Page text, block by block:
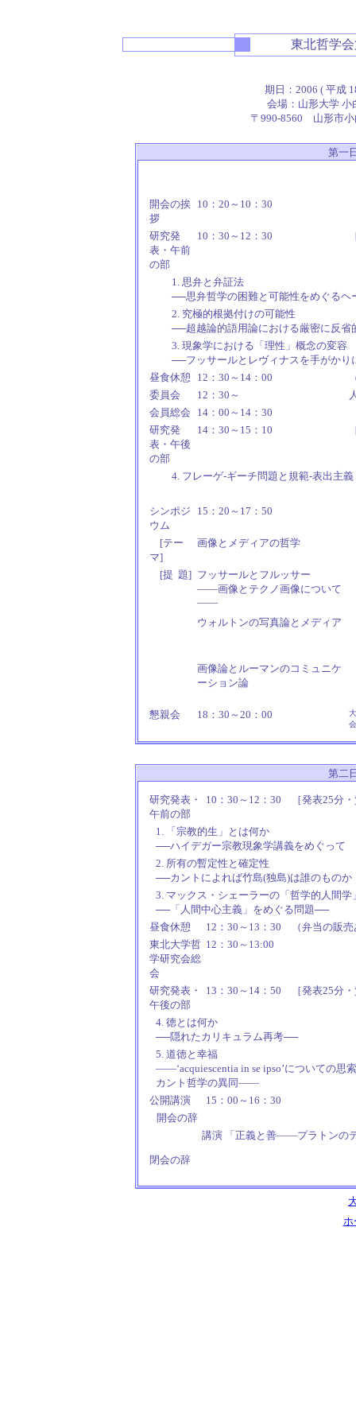
東北哲学
期日：2006 ( 平成
会場：山形大学 小
〒990-8560 山形市
第一
開会の挨
拶
10：20～10：30
研究発
表・午前
の部
10：30～12：30
1. 思弁と弁証法
──思弁哲学の困難と可能性をめぐるヘ
2. 究極的根拠付けの可能性
──超越論的語用論における厳密に反
3. 現象学における「理性」概念の変容
──フッサールとレヴィナスを手がかり
昼食休憩
12：30～14：00
委員会
12：30～
会員総会
14：00～14：30
研究発
表・午後
の部
14：30～15：10
4. フレーゲ-ギーチ問題と規範-表出主義
シンポジ
ウム
15：20～17：50
[テー
マ]
画像とメディアの哲学
[提 題] フッサールとフルッサー
――画像とテクノ画像について
――
ウォルトンの写真論とメディア
画像論とルーマンのコミュニケ
ーション論
懇親会 18：30～20：00
第二
研究発表・
午前の部
10：30～12：30 ［発表25分
1. 「宗教的生」とは何か
──ハイデガー宗教現象学講義をめぐって
2. 所有の暫定性と確定性
──カントによれば竹島(独島)は誰のものか
3. マックス・シェーラーの「哲学的人間学
──「人間中心主義」をめぐる問題──
昼食休憩
12：30～13：30
（弁当の販
東北大学哲
学研究会総
会
12：30～13:00
研究発表・
午後の部
13：30～14：50 ［発表25分
4. 徳とは何か
──隠れたカリキュラム再考──
5. 道徳と幸福
――‘acquiescentia in se ipso’についての思
カント哲学の異同――
公開講演
15：00～16：30
開会の辞
講演 「正義と善――プラトンの
閉会の辞
ホ